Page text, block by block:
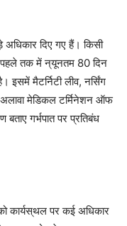
अधिकार दिए गए हैं। किसी
पहले तक में न्यूनतम 80दिन
इसमें मैटर्निटी लीव,नर्सिंग
अलावा मेडिकल टर्मिनेशन ऑफ
बताए गर्भपात पर प्रतिबंध
कार्यस्थल पर कई अधिकार